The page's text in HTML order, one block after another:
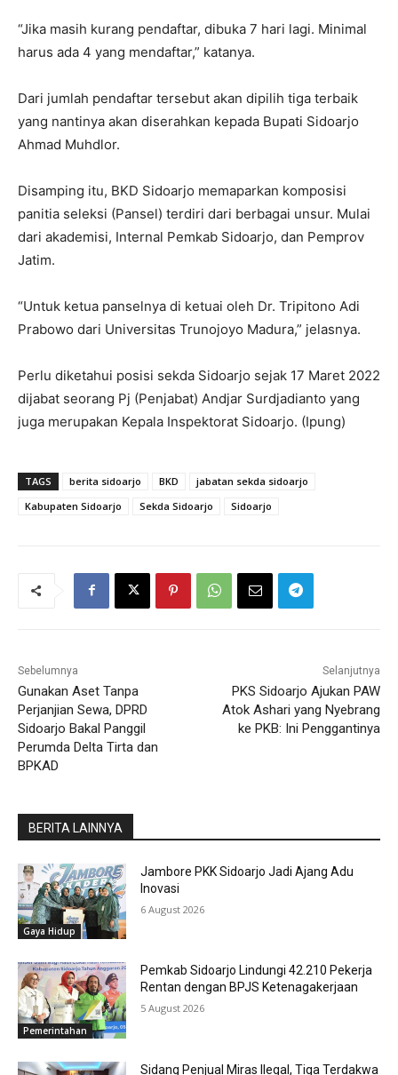
“Jika masih kurang pendaftar, dibuka 7 hari lagi. Minimal
harus ada 4 yang mendaftar,” katanya.
Dari jumlah pendaftar tersebut akan dipilih tiga terbaik
yang nantinya akan diserahkan kepada Bupati Sidoarjo
Ahmad Muhdlor.
Disamping itu, BKD Sidoarjo memaparkan komposisi
panitia seleksi (Pansel) terdiri dari berbagai unsur. Mulai
dari akademisi, Internal Pemkab Sidoarjo, dan Pemprov
Jatim.
“Untuk ketua panselnya di ketuai oleh Dr. Tripitono Adi
Prabowo dari Universitas Trunojoyo Madura,” jelasnya.
Perlu diketahui posisi sekda Sidoarjo sejak 17 Maret 2022
dijabat seorang Pj (Penjabat) Andjar Surdjadianto yang
juga merupakan Kepala Inspektorat Sidoarjo. (Ipung)
TAGS berita sidoarjo BKD
jabatan sekda sidoarjo
Kabupaten Sidoarjo
Sekda Sidoarjo Sidoarjo
Sebelumnya
Gunakan Aset Tanpa
Perjanjian Sewa, DPRD
Sidoarjo Bakal Panggil
Perumda Delta Tirta dan
BPKAD
Selanjutnya
PKS Sidoarjo Ajukan PAW
Atok Ashari yang Nyebrang
ke PKB: Ini Penggantinya
BERITA LAINNYA
Gaya Hidup
Jambore PKK Sidoarjo Jadi Ajang Adu
Inovasi
6 August 2026
Pemerintahan
Pemkab Sidoarjo Lindungi 42.210 Pekerja
Rentan dengan BPJS Ketenagakerjaan
5 August 2026
Sidang Penjual Miras Ilegal, Tiga Terdakwa